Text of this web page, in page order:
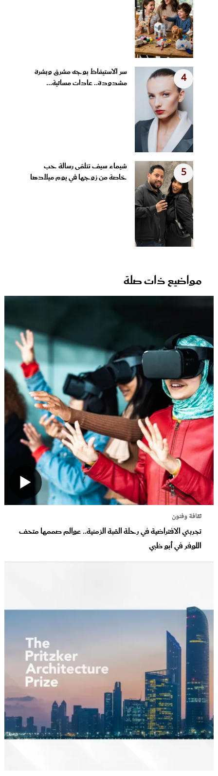
4
سر الاستيقاظ بوجه مشرق وبشرة
مشدودة.. عادات مسائية...
5
شيماء سيف تتلقى رسالة حب
خاصة من زوجها في يوم ميلادها
مواضيع ذات صلة
ثقافة وفنون
تجربتي الافتراضية في رحلة القبة الزمنية.. عوالم صممها متحف
اللوفر في أبو ظبي